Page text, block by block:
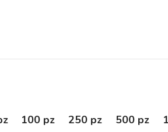
100 pz 250 pz 500 pz